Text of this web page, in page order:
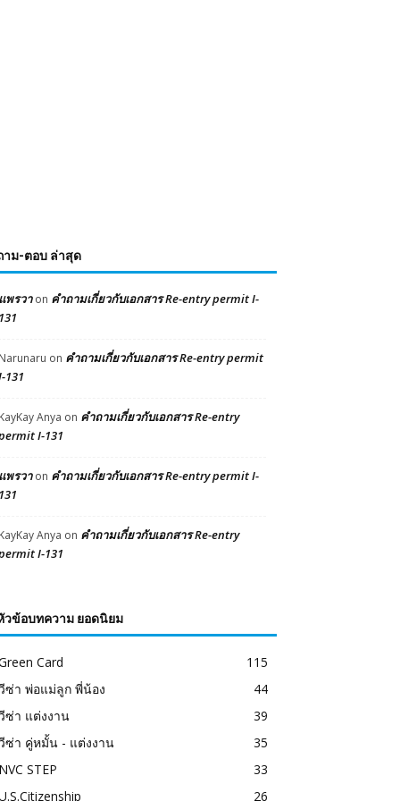
าม-ตอบ ล่าสุด
แพรวาon คำถามเกี่ยวกับเอกสาร Re-entry permit I-
131
Narunaru on คำถามเกี่ยวกับเอกสาร Re-entry permit
131
KayKay Anya on คำถามเกี่ยวกับเอกสาร Re-entry
I-131
แพรวาon คำถามเกี่ยวกับเอกสาร Re-entry permit I-
131
KayKay Anya on คำถามเกี่ยวกับเอกสาร Re-entry
I-131
วข้อบทความ ยอดนิยม
Card
115
ซ่า พ่อแม่ลูก พี่น้อง
44
ซ่า แต่งงาน
39
ซ่า คู่หมั้น - แต่งงาน
35
NVC STEP
33
26